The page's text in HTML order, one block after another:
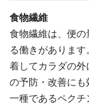
食物繊維
食物繊維は、便
る働きがありま
着してカラダの
の予防・改善に
一種であるペク